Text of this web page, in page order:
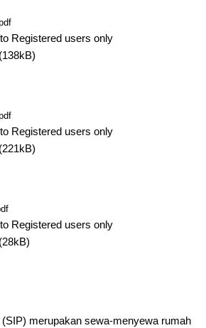
Registered users only
Registered users only
Registered users only
merupakan sewa-menyewa rumah